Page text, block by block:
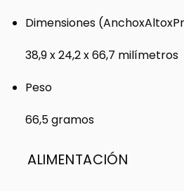
Dimensiones
38,9 x 24,2 x 66,7 milímetros
Peso
66,5 gramos
ALIMENTACIÓN